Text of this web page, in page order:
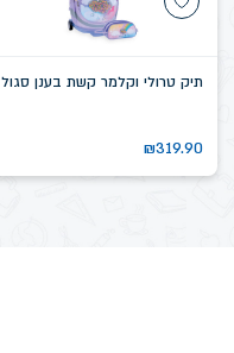
תיק טרולי וקלמר קשת בענן סגול
₪319.90